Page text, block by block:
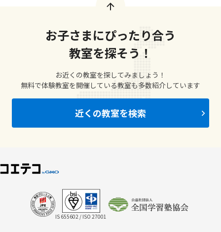
お子さまにぴったり合う
教室を探そう！
お近くの教室を探してみましょう！
無料で体験教室を開催している教室も多数紹介しています
近くの教室を検索
IS 655602 / ISO 27001